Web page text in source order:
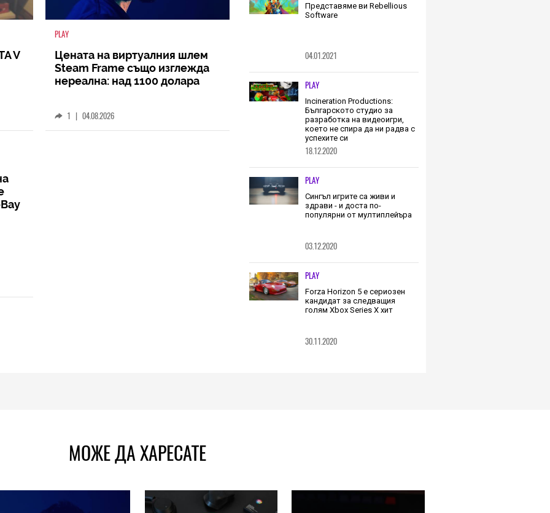
V
PLAY
Цената на виртуалния шлем
Steam Frame също изглежда
нереална: над 1100 долара
1 | 04.08.2026
Представяме ви Rebellious
Software
04.01.2021
PLAY
Incineration Productions:
Българското студио за
разработка на видеоигри,
което не спира да ни радва с
успехите си
18.12.2020
PLAY
Сингъл игрите са живи и
здрави - и доста по-
популярни от мултиплейъра
03.12.2020
PLAY
Forza Horizon 5 е сериозен
кандидат за следващия
голям Xbox Series X хит
30.11.2020
МОЖЕ ДА ХАРЕСАТЕ